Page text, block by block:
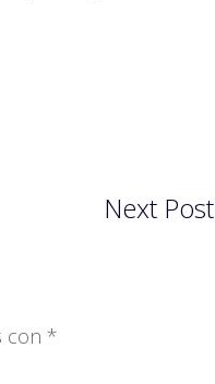
Next Post
con *